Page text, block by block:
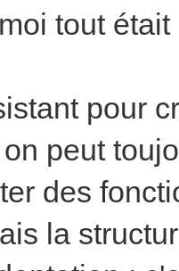
tout
pour
peut
des
la